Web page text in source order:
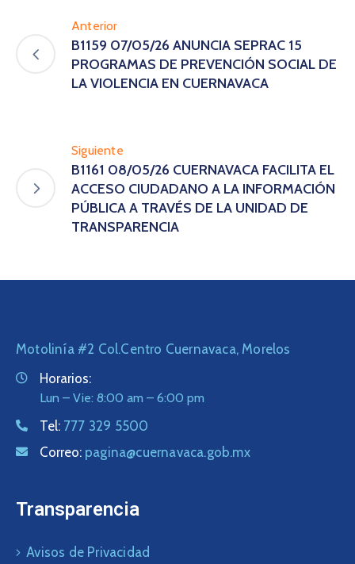
Anterior
B1159 07/05/26 ANUNCIA SEPRAC 15
PROGRAMAS DE PREVENCIÓN SOCIAL DE
LA VIOLENCIA EN CUERNAVACA
Siguiente
B1161 08/05/26 CUERNAVACA FACILITA EL
ACCESO CIUDADANO A LA INFORMACIÓN
PÚBLICA A TRAVÉS DE LA UNIDAD DE
TRANSPARENCIA
Motolinía #2 Col.Centro Cuernavaca, Morelos
Horarios:
Lun – Vie: 8:00 am – 6:00 pm
Tel: 777 329 5500
Correo: pagina@cuernavaca.gob.mx
Transparencia
Avisos de Privacidad